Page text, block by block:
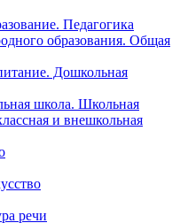
Педагогика
образования. Общая
Дошкольная
школа. Школьная
и внешкольная
речи